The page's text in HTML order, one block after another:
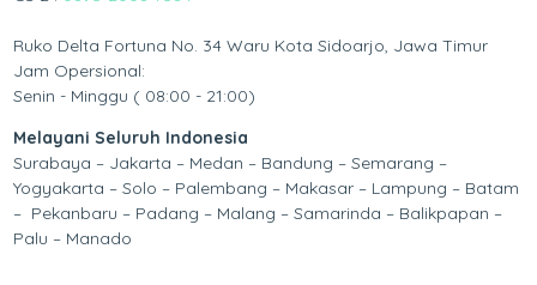
Ruko Delta Fortuna No. 34 Waru Kota Sidoarjo, Jawa Timur
Jam Opersional:
Senin - Minggu ( 08:00 - 21:00)
Melayani Seluruh Indonesia
Surabaya – Jakarta – Medan – Bandung – Semarang –
Yogyakarta – Solo – Palembang – Makasar – Lampung – Batam
– Pekanbaru – Padang – Malang – Samarinda – Balikpapan –
Palu – Manado